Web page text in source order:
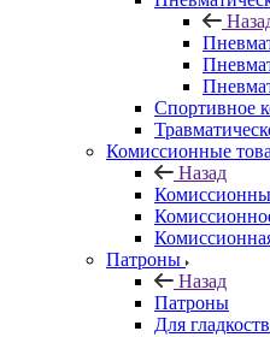
Спортивное
Комиссионные
Назад
Патроны
Назад
Патроны
Для